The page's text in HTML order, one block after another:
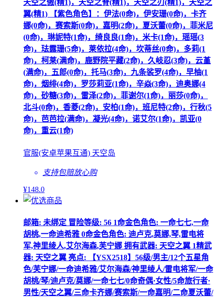
天空之傲(精1)，天空之脊(精1)，天空之刃(精1)，天空之
翼(精1) 【紫色角色】：伊法(0命)，伊安珊(0命)，卡齐
娜(0命)，赛索斯(0命)，嘉明(2命)，夏沃蕾(0命)，菲米尼
(0命)，琳妮特(1命)，绮良良(1命)，米卡(1命)，瑶瑶(3
命)，珐露珊(5命)，莱依拉(4命)，坎蒂丝(0命)，多莉(1
命)，柯莱(满命)，鹿野院平藏(2命)，久岐忍(3命)，云堇
(满命)，五郎(0命)，托马(3命)，九条裟罗(4命)，早柚(1
命)，烟绯(4命)，罗莎莉亚(1命)，辛焱(3命)，迪奥娜(4
命)，砂糖(3命)，雷泽(2命)，菲谢尔(1命)，丽莎(0命)，
北斗(0命)，香菱(2命)，安柏(1命)，班尼特(2命)，行秋(5
命)，芭芭拉(满命)，凝光(4命)，诺艾尔(1命)，凯亚(0
命)，重云(1命)
官服(安卓苹果互通) 天空岛
支持包赔放心购
¥148.0
邮箱: 未绑定 冒险等级: 56 1命金色角色: 一命七七,一命
胡桃,一命迪希雅 0命金色角色: 迪卢克,莫娜,琴,雷电将
军,神里绫人,艾尔海森,芙宁娜 拥有武器: 天空之翼 1精武
器: 天空之翼 亮点: 【YSX2518】56级/男主/12个五星角
色/芙宁娜/一命迪希雅/艾尔海森/神里绫人/雷电将军/一命
胡桃/琴/迪卢克/莫娜/一命七七/0命奇偶·女性/5命旅行者·
男性/天空之翼/三命卡齐娜/赛索斯/一命嘉明/二命夏沃蕾/